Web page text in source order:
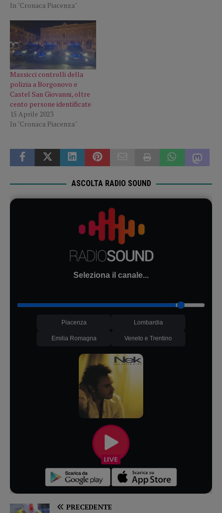
In "Cronaca Piacenza"
Massicci controlli della
polizia a Borgonovo e
Castel San Giovanni, oltre
cento persone identificate
15 Aprile 2023
In "Cronaca Piacenza"
ASCOLTA RADIO SOUND
Seleziona il canale...
Piacenza Lombardia
Emilia Romagna Veneto e Trentino
PRECEDENTE